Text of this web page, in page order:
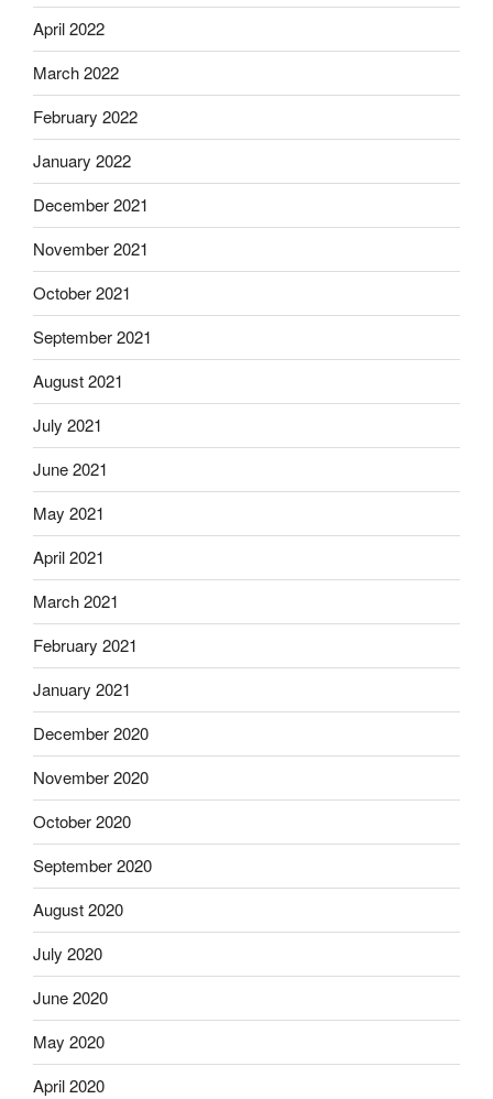
April 2022
March 2022
February 2022
January 2022
December 2021
November 2021
October 2021
September 2021
August 2021
July 2021
June 2021
May 2021
April 2021
March 2021
February 2021
January 2021
December 2020
November 2020
October 2020
September 2020
August 2020
July 2020
June 2020
May 2020
April 2020